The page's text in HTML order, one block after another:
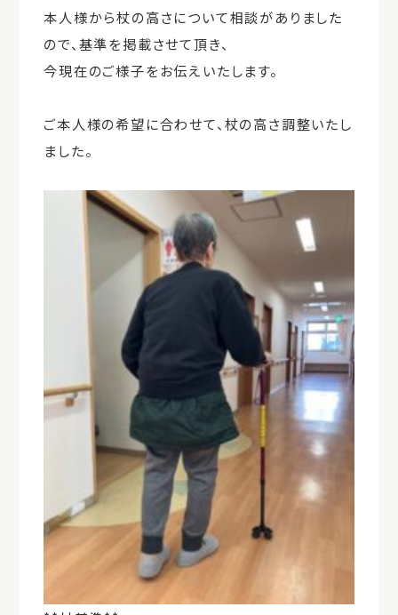
本人様から杖の高さについて相談がありました
ので、基準を掲載させて頂き、
今現在のご様子をお伝えいたします。
ご本人様の希望に合わせて、杖の高さ調整いたし
ました。